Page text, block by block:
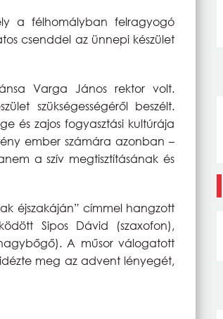
a félhomályban felragyogó
csenddel az ünnepi készület
Varga János rektor volt.
szükségességéről beszélt.
és zajos fogyasztási kultúrája
ember számára azonban –
a szív megtisztításának és
éjszakáján” címmel hangzott
Sipos Dávid (szaxofon),
A műsor válogatott
meg az advent lényegét,